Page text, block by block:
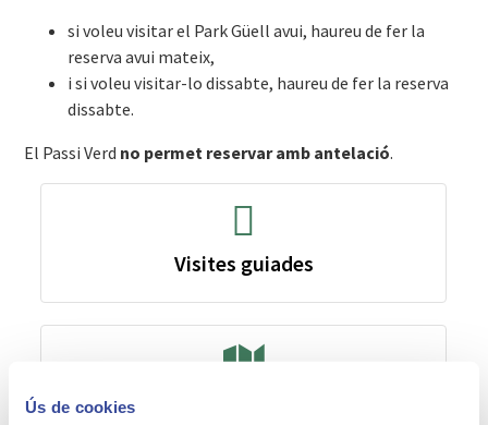
Ús de cookies
si voleu visitar el Park Güell avui, haureu de fer la
reserva avui mateix,
i si voleu visitar-lo dissabte, haureu de fer la reserva
dissabte.
El Passi Verd no permet reservar amb antelació.
Visites guiades